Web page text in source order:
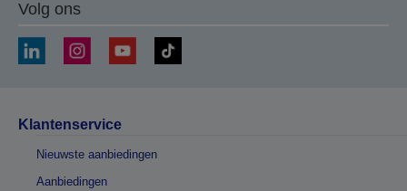
Volg ons
Klantenservice
Nieuwste aanbiedingen
Aanbiedingen